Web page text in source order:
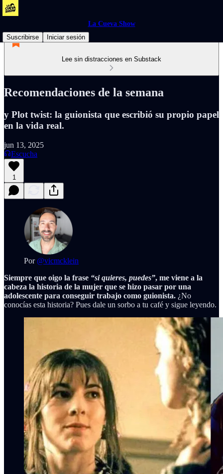
La Cueva Show
Suscribirse
Iniciar sesión
Lee sin distracciones en Substack
Recomendaciones de la semana
y Plot twist: la guionista que escribió su propio papel
en la vida real.
jun 13, 2025
Escucha
1
Por @vicmcklein
Siempre que oigo la frase “si quieres, puedes”, me viene a la
cabeza la historia de la mujer que se hizo pasar por una
adolescente para conseguir trabajo como guionista. ¿No
conocías esta historia? Pues dale un sorbo a tu café y sigue leyendo.